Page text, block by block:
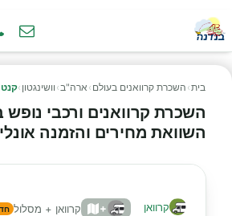
בית› השכרת קרוואנים בעולם › ארה"ב› וושינגטון ›קנט
השכרת קרוואנים ורכבי
השוואת מחירים והזמנה אונליין
קרוואן + קרוואן + מסלול